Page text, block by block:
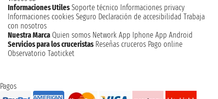
Informaciones Utiles Soporte técnico Informaciones privacy
Informaciones cookies Seguro Declaración de accesibilidad Trabaja
con nosotros
Nuestra Marca Quien somos Network App Iphone App Android
Servicios para los cruceristas Reseñas cruceros Pago online
Observatorio Taoticket
Pagos